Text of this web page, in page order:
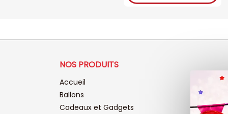
NOS PRODUITS
Accueil
Ballons
Cadeaux et Gadgets